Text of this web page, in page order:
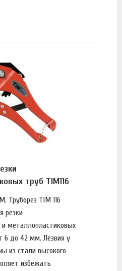
труб TIM116
Труборез TIM 116
резки
и металлопластиковых
6 до 42 мм. Лезвия у
из стали высокого
избежать